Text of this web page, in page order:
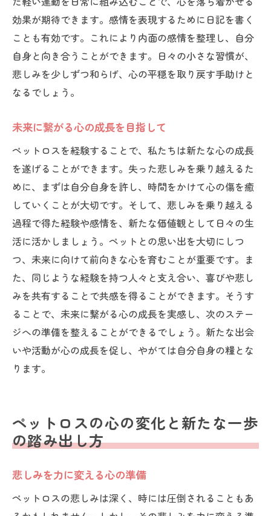
効果が期待できます。感情を表現するために日記を書く
ことも有効です。これにより内面の感情を整理し、自分
自身と向き合うことができます。日々の小さな習慣が、
悲しみを少しずつ和らげ、心の平穏を取り戻す手助けと
なるでしょう。
未来に繋がる心の成長を目指して
ペットロスを経験することで、私たちは新たな心の成長
を遂げることができます。失った悲しみを乗り越えるた
めに、まずは自分自身を許し、時間をかけて心の傷を癒
していくことが大切です。そして、悲しみを乗り越える
過程で得た経験や感情を、新たな価値観として日々の生
活に活かしましょう。ペットとの思い出を大切にしつ
つ、未来に向けて前向きな心を育むことが重要です。ま
た、同じような経験を持つ人々と支え合い、喜びや悲し
みを共有することで共感を得ることができます。そうす
ることで、未来に繋がる心の成長を実感し、次のステー
ジへの準備を整えることができるでしょう。新たな出会
いや活動が心の成長を促し、やがては自分自身の糧とな
ります。
ペットロスの心の変化と新たな一歩
の踏み出し方
悲しみを力に変える心の準備
ペットロスの悲しみは深く、時には圧倒されることもあ